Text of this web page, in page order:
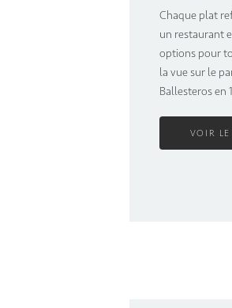
Chaque plat
un restaurant
options pour
la vue sur le
Ballesteros en
VOIR LE